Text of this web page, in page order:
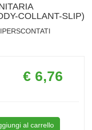
COLLANT-SLIP)
Prezzo
scontato
€ 6,76
al carrello